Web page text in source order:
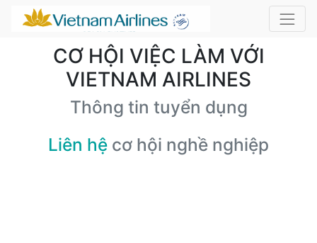
CƠ HỘI VIỆC LÀM VỚI
VIETNAM AIRLINES
Thông tin tuyển dụng
Liên hệ cơ hội nghề nghiệp